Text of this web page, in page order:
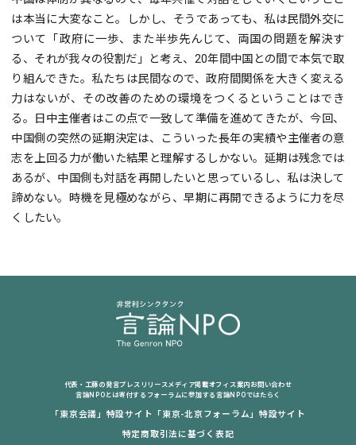
は本当に大変なこと。しかし、そうであっても、私は民間外交に
ついて「政府に一歩、また半歩先んじて、両国の問題を解決す
る、それが我々の役割だ」と考え、20年間中国との間で本気で取
り組んできた。私たちは民間なので、政府間関係を大きく変える
力はないが、その改善のための環境をつくるということはでき
る。日中主催者はこの点で一致して準備を進めてきたが、今回、
中国側の突然の延期決定は、こういった長年の実績や主催者の意
志を上回る力が働いた結果と理解するしかない。延期は残念では
あるが、中国側も対話を再開したいと思っているし、私は決して
諦めない。時機を見極めながら、早期に再開できるように力を尽
くしたい。
代表・工藤の発言プレスリリースメディア掲載オフィス案内 お問い合わせ
言論NPOとは寄付する フォーラムに参加する 言論NPOではたらく
「東京会議」特設サイト
「東京-北京フォーラム」特設サイト
特定商取引法に基づく表記